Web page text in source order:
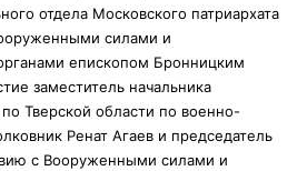
отдела Московского патриархата
силами и
епископом Бронницким
заместитель начальника
Тверской области по военно-
Ренат Агаев и председатель
с Вооруженными силами и